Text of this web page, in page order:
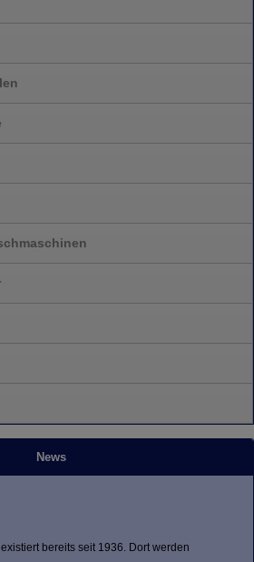
News
bereits seit 1936. Dort werden